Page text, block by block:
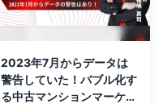
2023年7月からデータは
警告していた！バブル化す
る中古マンションマーケッ